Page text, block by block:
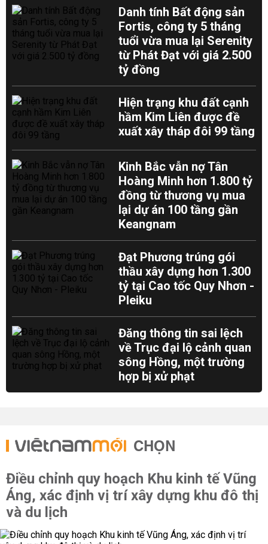
Danh tính Bất động sản
Fortis, công ty 5 tháng
tuổi vừa mua lại Serenity
từ Phát Đạt với giá 2.500
tỷ đồng
Hiện trạng khu đất cạnh
hầm Kim Liên được đề
xuất xây tháp đôi 99 tầng
Kinh Bắc vẫn nợ Tân
Hoàng Minh hơn 1.800 tỷ
đồng từ thương vụ mua
lại dự án 100 tầng gần
Keangnam
Đạt Phương trúng gói
thầu xây dựng hơn 1.300
tỷ tại Cao tốc Quy Nhơn -
Pleiku
Đăng thông tin sai lệch
về Trục đại lộ cảnh quan
sông Hồng, một trường
hợp bị xử phạt
CHỌN
Điều chỉnh quy hoạch Khu kinh tế Vũng
Áng, xác định vị trí xây dựng khu đô thị
và du lịch